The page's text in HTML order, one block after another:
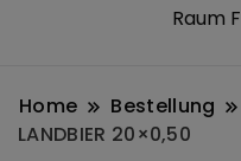
Raum
Home Bestellung
LANDBIER 20×0,50